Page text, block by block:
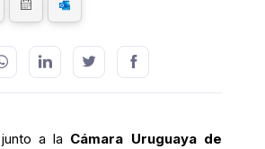
junto a la Cámara Uruguaya de